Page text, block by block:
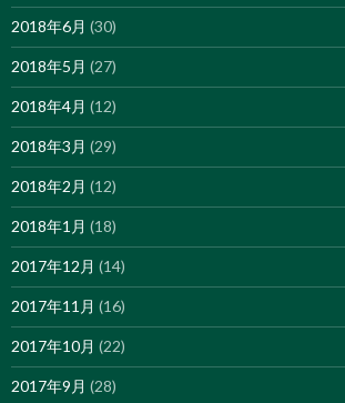
2018年6月 (30)
2018年5月 (27)
2018年4月 (12)
2018年3月 (29)
2018年2月 (12)
2018年1月 (18)
2017年12月 (14)
2017年11月 (16)
2017年10月 (22)
2017年9月 (28)